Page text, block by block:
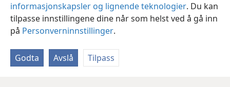
informasjonskapsler og lignende teknologier. Du kan
tilpasse innstillingene dine når som helst ved å gå inn
på Personverninnstillinger.
Godta Avslå Tilpass